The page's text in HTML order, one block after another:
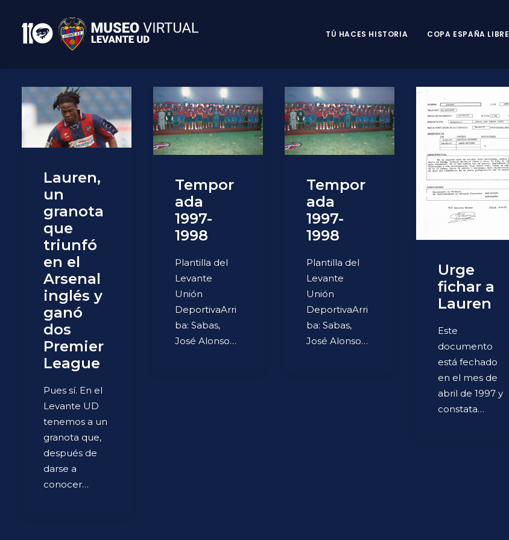
TÚ HACES HISTORIA COPA ESPAÑA LIBRE
Lauren,
un
granota
que
triunfó
en el
Arsenal
inglés y
ganó
dos
Premier
League
Pues sí. En el
Levante UD
tenemos a un
granota que,
después de
darse a
conocer…
Tempor
ada
1997-
1998
Plantilla del
Levante
Unión
DeportivaArri
ba: Sabas,
José Alonso…
Tempor
ada
1997-
1998
Plantilla del
Levante
Unión
DeportivaArri
ba: Sabas,
José Alonso…
Urge
fichar a
Lauren
Este
documento
está fechado
en el mes de
abril de 1997 y
constata…